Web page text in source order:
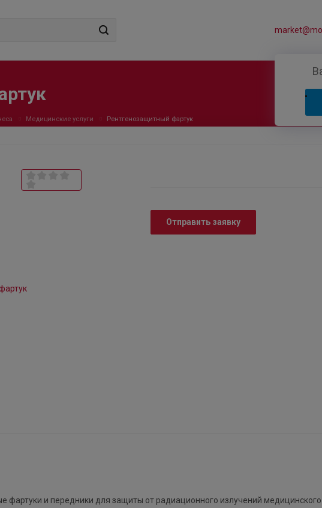
Медицинские услуги Рентгенозащитный фартук
Отправить заявку
фартуки и передники для защиты от радиационного излучений медицинского